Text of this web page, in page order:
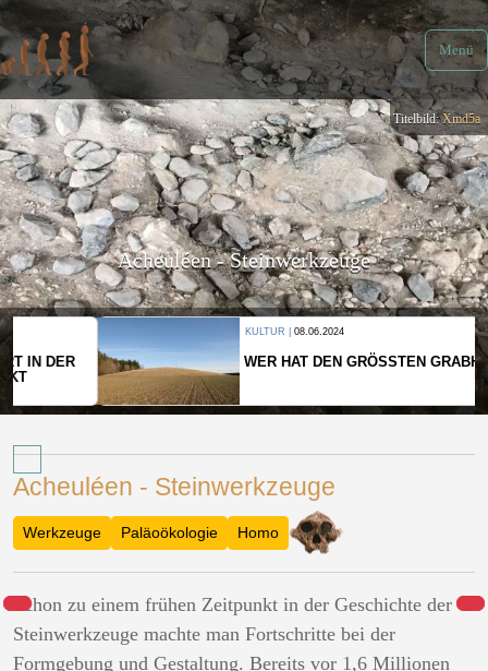
Menü
Titelbild:Xmd5a
Acheuléen - Steinwerkzeuge
08.06.2024
WER HAT DEN GRÖSSTEN GRABHÜGEL?
Acheuléen - Steinwerkzeuge
Werkzeuge Paläoökologie Homo
Schon zu einem frühen Zeitpunkt in der Geschichte der
Steinwerkzeuge machte man Fortschritte bei der
Formgebung und Gestaltung. Bereits vor 1,6 Millionen